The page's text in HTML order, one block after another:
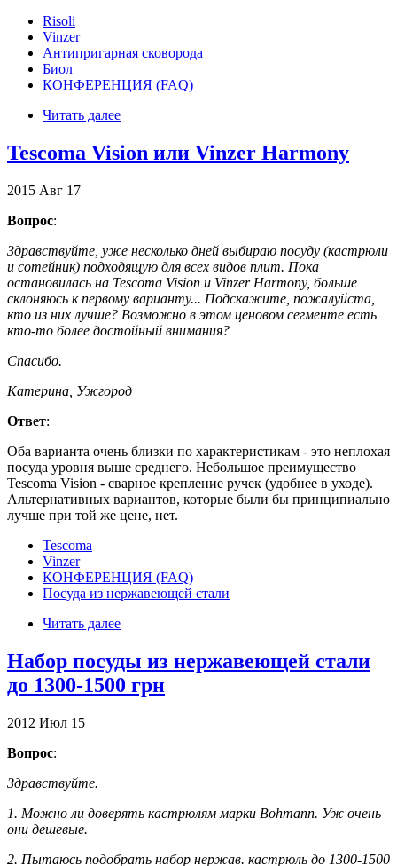
Risoli
Vinzer
Антипригарная сковорода
Биол
КОНФЕРЕНЦИЯ (FAQ)
Читать далее
Tescoma Vision или Vinzer Harmony
2015 Авг 17
Вопрос:
Здравствуйте, уже несколько дней выбираю посуду (кастрюли
и сотейник) подходящую для всех видов плит. Пока
остановилась на Tescoma Vision и Vinzer Harmony, больше
склоняюсь к первому варианту... Подскажите, пожалуйста,
кто из них лучше? Возможно в этом ценовом сегменте есть
кто-то более достойный внимания?
Спасибо.
Катерина, Ужгород
Ответ:
Оба варианта очень близки по характеристикам - это неплохая
посуда уровня выше среднего. Небольшое преимущество
Tescoma Vision - сварное крепление ручек (удобнее в уходе).
Альтернативных вариантов, которые были бы принципиально
лучше при той же цене, нет.
Tescoma
Vinzer
КОНФЕРЕНЦИЯ (FAQ)
Посуда из нержавеющей стали
Читать далее
Набор посуды из нержавеющей стали
до 1300-1500 грн
2012 Июл 15
Вопрос:
Здравствуйте.
1. Можно ли доверять кастрюлям марки Bohmann. Уж очень
они дешевые.
2. Пытаюсь подобрать набор нержав. кастрюль до 1300-1500